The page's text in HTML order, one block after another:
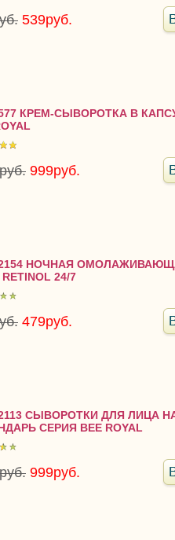
539руб.
КРЕМ-СЫВОРОТКА В
999руб.
НОЧНАЯ
24/7
479руб.
СЫВОРОТКИ ДЛЯ ЛИЦА
СЕРИЯ BEE ROYAL
999руб.